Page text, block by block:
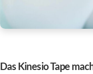
Das Kinesio Tape